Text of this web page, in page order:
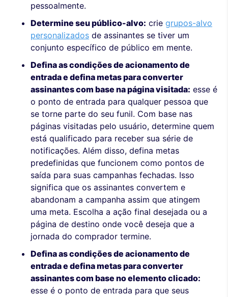
pessoalmente.
Determine seu público-alvo: crie grupos-alvo
personalizados de assinantes se tiver um
conjunto específico de público em mente.
Defina as condições de acionamento de
entrada e defina metas para converter
assinantes com base na página visitada: esse é
o ponto de entrada para qualquer pessoa que
se torne parte do seu funil. Com base nas
páginas visitadas pelo usuário, determine quem
está qualificado para receber sua série de
notificações. Além disso, defina metas
predefinidas que funcionem como pontos de
saída para suas campanhas fechadas. Isso
significa que os assinantes convertem e
abandonam a campanha assim que atingem
uma meta. Escolha a ação final desejada ou a
página de destino onde você deseja que a
jornada do comprador termine.
Defina as condições de acionamento de
entrada e defina metas para converter
assinantes com base no elemento clicado:
esse é o ponto de entrada para que seus